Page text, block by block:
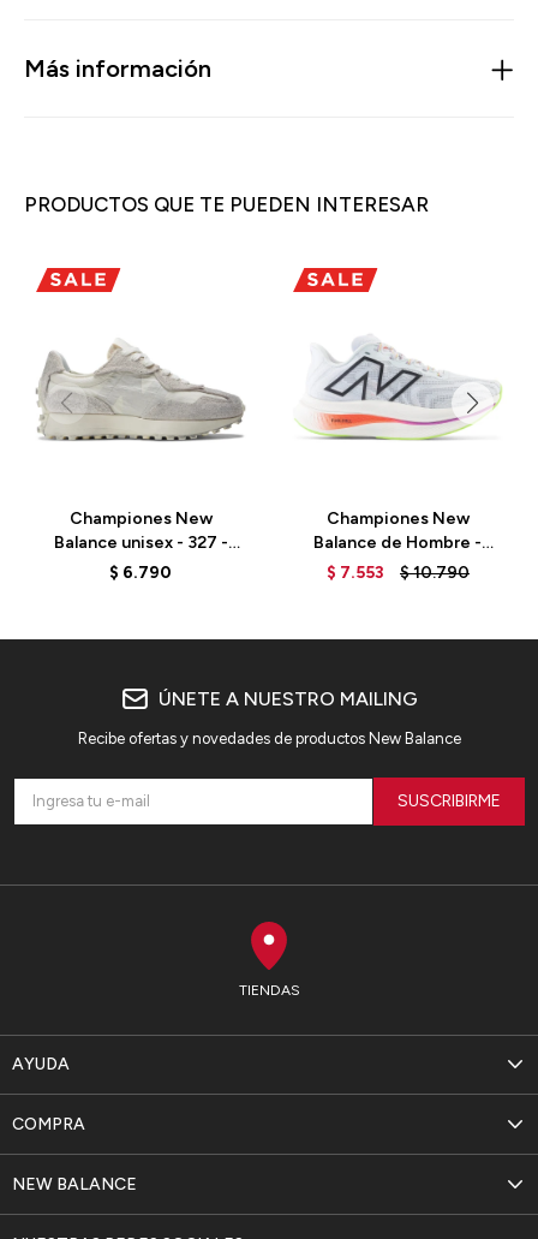
Más información
PRODUCTOS QUE TE PUEDEN INTERESAR
Championes New
Balance unisex - 327 -
U327WCC - SEA SALT
$ 6.790
Championes New
Balance de Hombre -
Super Comp - MRCXLG3 -
$ 7.553 $10.790
TIENDAS
AYUDA
NEW BALANCE
COMPRA
ÚNETE A NUESTRO MAILING
Recibe ofertas y novedades de productos New Balance
SUSCRIBIRME